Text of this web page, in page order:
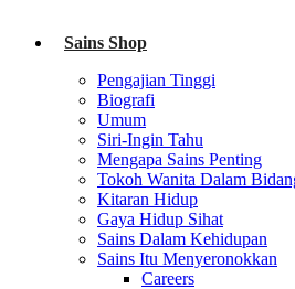
Sains Shop
Pengajian Tinggi
Biografi
Umum
Siri-Ingin Tahu
Mengapa Sains Penting
Tokoh Wanita Dalam
Kitaran Hidup
Gaya Hidup Sihat
Sains Dalam Kehidupan
Sains Itu Menyeronokkan
Careers